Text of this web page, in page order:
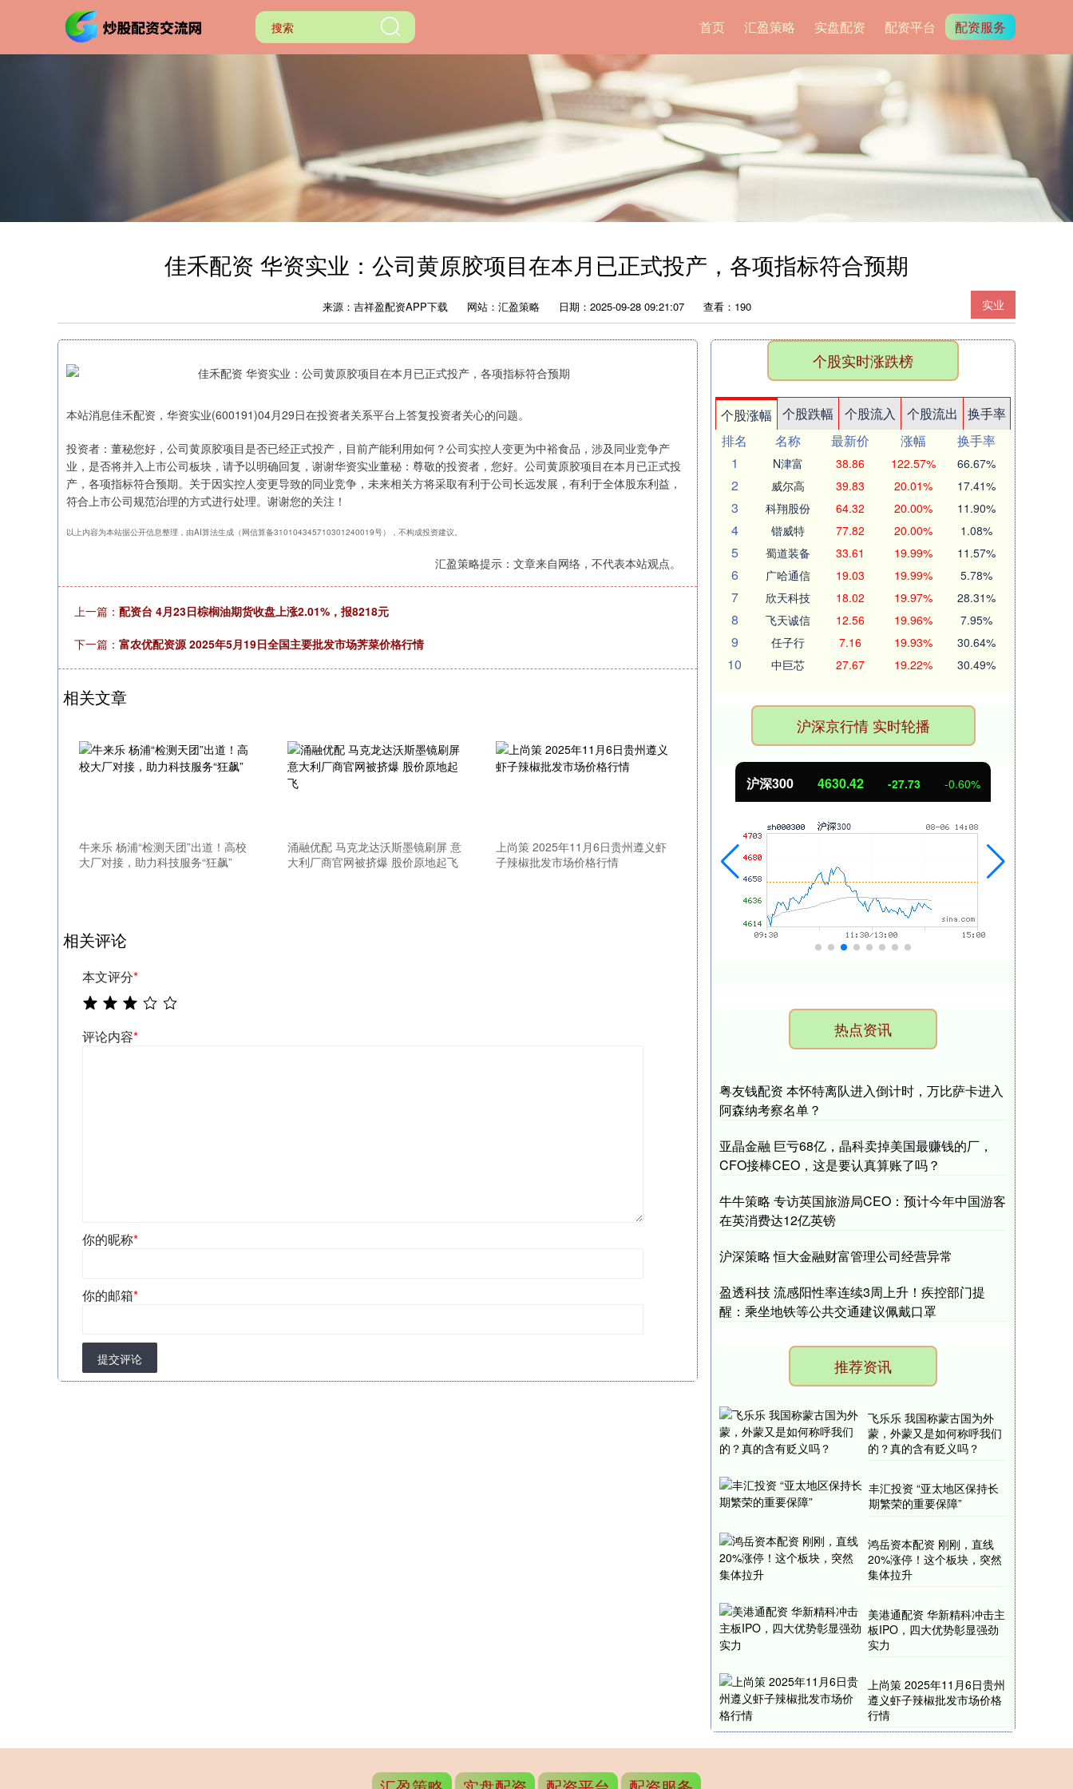
首页 汇盈策略 实盘配资 配资平台 配资服务
佳禾配资 华资实业：公司黄原胶项目在本月已正式投产，各项指标符合预期
实业
来源：吉祥盈配资APP下载 网站：汇盈策略 日期：2025-09-28 09:21:07 查看：190
本站消息佳禾配资，华资实业(600191)04月29日在投资者关系平台上答复投资者关心的问题。
投资者：董秘您好，公司黄原胶项目是否已经正式投产，目前产能利用如何？公司实控人变更为中裕食品，涉及同业竞争产
业，是否将并入上市公司板块，请予以明确回复，谢谢华资实业董秘：尊敬的投资者，您好。公司黄原胶项目在本月已正式投
产，各项指标符合预期。关于因实控人变更导致的同业竞争，未来相关方将采取有利于公司长远发展，有利于全体股东利益，
符合上市公司规范治理的方式进行处理。谢谢您的关注！
以上内容为本站据公开信息整理，由AI算法生成（网信算备310104345710301240019号），不构成投资建议。
汇盈策略提示：文章来自网络，不代表本站观点。
上一篇： 配资台 4月23日棕榈油期货收盘上涨2.01%，报8218元
下一篇： 富农优配资源 2025年5月19日全国主要批发市场荠菜价格行情
相关文章
牛来乐 杨浦“检测天团”出道！高校
大厂对接，助力科技服务“狂飙”
涌融优配 马克龙达沃斯墨镜刷屏 意
大利厂商官网被挤爆 股价原地起飞
上尚策 2025年11月6日贵州遵义虾
子辣椒批发市场价格行情
相关评论
本文评分*
评论内容*
你的昵称*
你的邮箱*
提交评论
个股实时涨跌榜
个股涨幅 个股跌幅 个股流入 个股流出
换手率
排名
名称 最新价 涨幅
换手率
1
N津富 38.86 122.57% 66.67%
2 威尔高 39.83 20.01% 17.41%
3 科翔股份 64.32 20.00% 11.90%
4 锴威特 77.82 20.00% 1.08%
5 蜀道装备 33.61 19.99% 11.57%
6 广哈通信 19.03 19.99% 5.78%
7 欣天科技 18.02 19.97% 28.31%
8 飞天诚信 12.56 19.96% 7.95%
9 任子行 7.16 19.93% 30.64%
10 中巨芯 27.67 19.22% 30.49%
沪深京行情 实时轮播
-140.02 北证50 1114.46 -5.00 -0.45%
热点资讯
粤友钱配资 本怀特离队进入倒计时，万比萨卡进入
阿森纳考察名单？
亚晶金融 巨亏68亿，晶科卖掉美国最赚钱的厂，
CFO接棒CEO，这是要认真算账了吗？
牛牛策略 专访英国旅游局CEO：预计今年中国游客
在英消费达12亿英镑
沪深策略 恒大金融财富管理公司经营异常
盈透科技 流感阳性率连续3周上升！疾控部门提
醒：乘坐地铁等公共交通建议佩戴口罩
推荐资讯
飞乐乐 我国称蒙古国为外
蒙，外蒙又是如何称呼我们
的？真的含有贬义吗？
丰汇投资 “亚太地区保持长
期繁荣的重要保障”
鸿岳资本配资 刚刚，直线
20%涨停！这个板块，突然
集体拉升
美港通配资 华新精科冲击主
板IPO，四大优势彰显强劲
实力
上尚策 2025年11月6日贵州
遵义虾子辣椒批发市场价格
行情